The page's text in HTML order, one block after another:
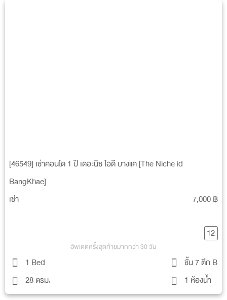
[46549] เช่าคอนโด 1 ปี เดอะนิช ไอดี บางแค [The Niche id
BangKhae]
เช่า
7,000 ฿
12
อัพเดตครั้งสุดท้ายมากกว่า 30 วัน
1 Bed
28 ตรม.
ชั้น 7 ตึก B
1 ห้องน้ำ